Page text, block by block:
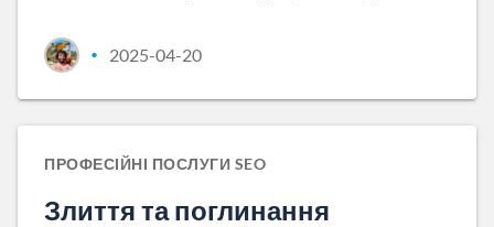
• 2025-04-20
ПРОФЕСІЙНІ ПОСЛУГИ SEO
Злиття та поглинання